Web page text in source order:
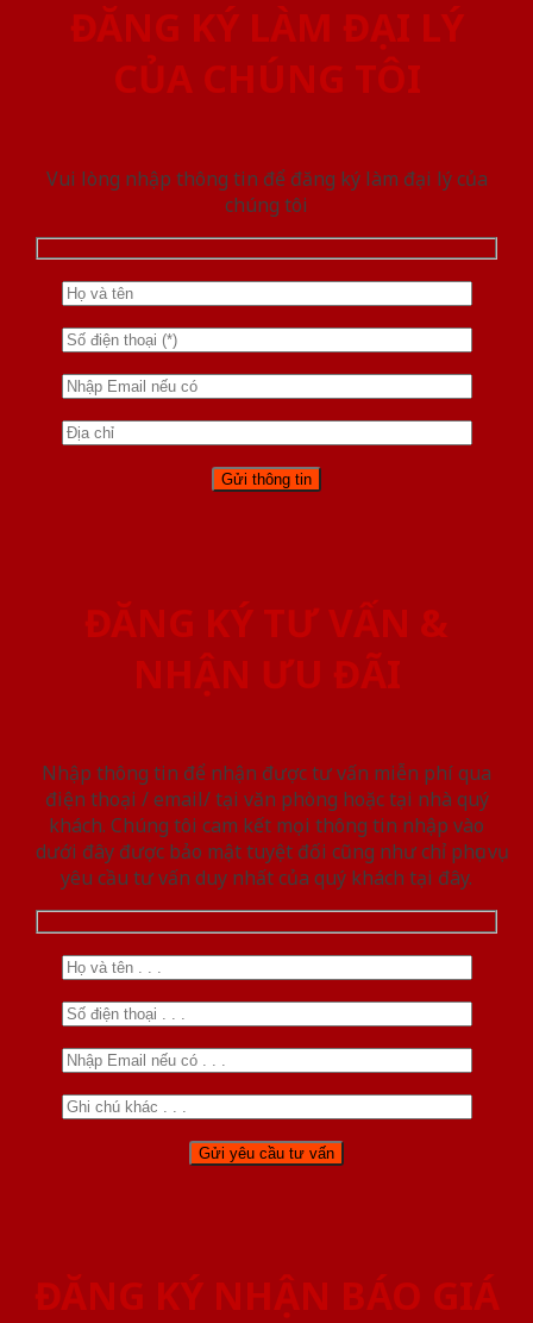
ĐĂNG KÝ LÀM ĐẠI LÝ
CỦA CHÚNG TÔI
Vui lòng nhập thông tin để đăng ký làm đại lý của
chúng tôi
ĐĂNG KÝ TƯ VẤN &
NHẬN ƯU ĐÃI
Nhập thông tin để nhận được tư vấn miễn phí qua
điện thoại / email/ tại văn phòng hoặc tại nhà quý
khách. Chúng tôi cam kết mọi thông tin nhập vào
dưới đây được bảo mật tuyệt đối cũng như chỉ phục vụ
yêu cầu tư vấn duy nhất của quý khách tại đây.
ĐĂNG KÝ NHẬN BÁO GIÁ